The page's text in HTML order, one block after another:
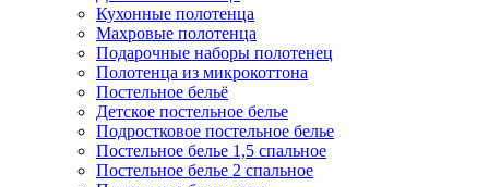
Кухонные полотенца
Махровые полотенца
Подарочные наборы полотенец
Полотенца из микрокоттона
Постельное бельё
Детское постельное белье
Подростковое постельное белье
Постельное белье 1,5 спальное
Постельное белье 2 спальное